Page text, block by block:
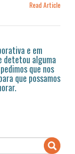
Read Article
e em
detetou alguma
que nos
que possamos